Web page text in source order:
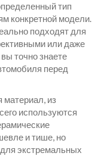
тип
конкретной модели.
подходят для
или даже
точно знаете
перед
из
используются
и тише, но
экстремальных